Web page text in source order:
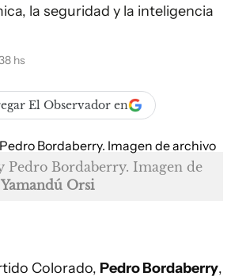
la seguridad y la inteligencia
hs
El Observador en
Pedro Bordaberry. Imagen de
Orsi
Colorado, Pedro Bordaberry,